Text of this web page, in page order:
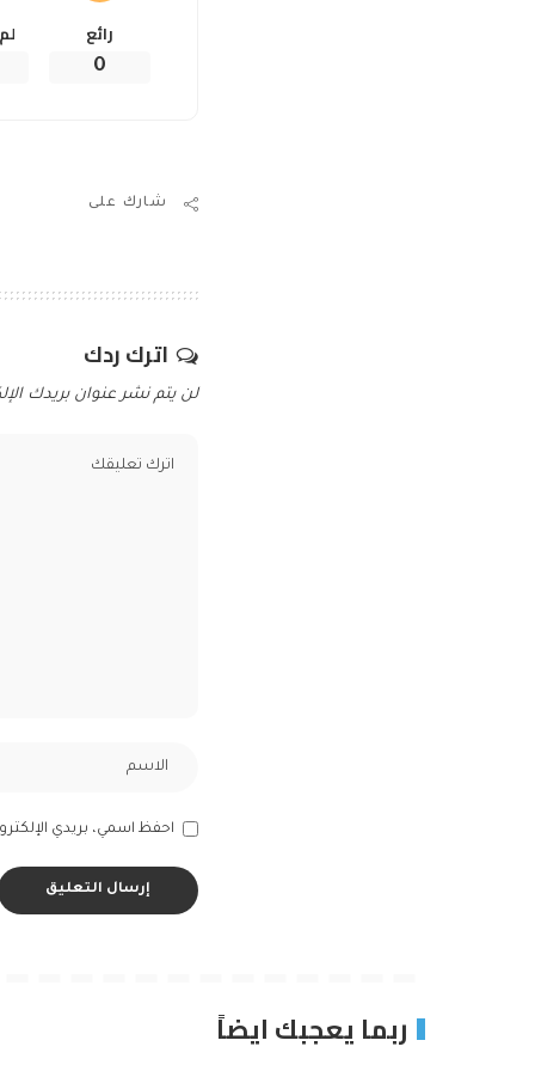
رائع
0
شارك على
اترك ردك
لن يتم نشر عنوان بريدك
احفظ اسمي، بريدي
ربما يعجبك ايضاً